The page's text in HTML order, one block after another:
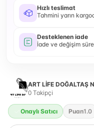
Hızlı teslimat
Tahmini yarın
Desteklenen iade
İade ve değişim
ART LİFE DOĞALTAŞ
0 Takipçi
Onaylı Satıcı Puan1.0